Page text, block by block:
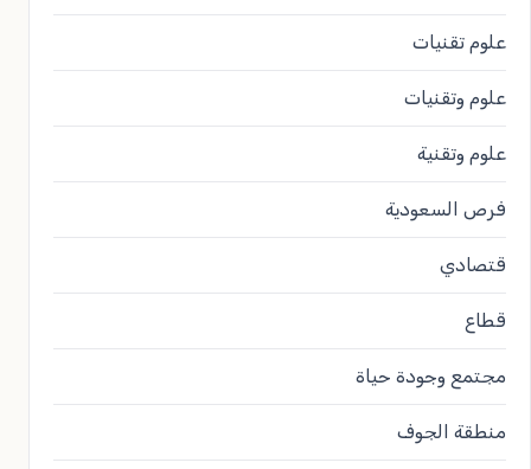
علوم تقنيات
علوم وتقنيات
علوم وتقنية
فرص السعودية
قتصادي
قطاع
مجتمع وجودة حياة
منطقة الجوف